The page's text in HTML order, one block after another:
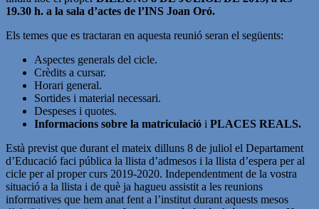
19.30 h. a la sala d’actes de l’INS Joan Oró.
Els temes que es tractaran en aquesta reunió seran el següents:
Aspectes generals del cicle.
Crèdits a cursar.
Horari general.
Sortides i material necessari.
Despeses i quotes.
Informacions sobre la matriculació i PLACES REALS.
Està previst que durant el mateix dilluns 8 de juliol el Departament
d’Educació faci pública la llista d’admesos i la llista d’espera per al
cicle per al proper curs 2019-2020. Independentment de la vostra
situació a la llista i de què ja hagueu assistit a les reunions
informatives que hem anat fent a l’institut durant aquests mesos